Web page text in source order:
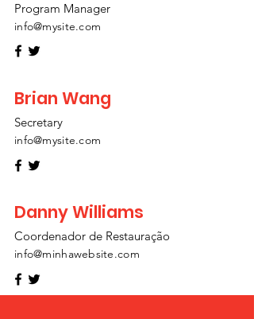
Program Manager
info@mysite.com
Brian Wang
Secretary
info@mysite.com
Danny Williams
Coordenador de Restauração
info@minhawebsite.com